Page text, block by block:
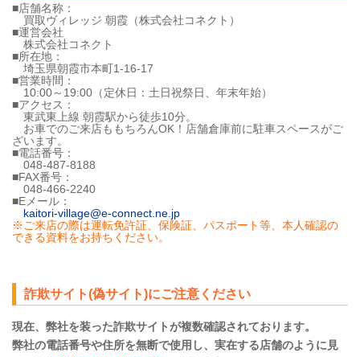
■店舗名称：
買取ヴィレッジ 朝霞（株式会社コネクト）
■運営会社
株式会社コネクト
■所在地：
埼玉県朝霞市本町1-16-17
■営業時間：
10:00～19:00（定休日：土日祝祭日、年末年始）
■アクセス：
東武東上線 朝霞駅から徒歩10分。
お車でのご来店ももちろんOK！店舗倉庫前に駐車スペースがご
ざいます。
■電話番号：
048-487-8188
■FAX番号：
048-466-2240
■Eメール：
kaitori-village@e-connect.ne.jp
※ご来店の際は運転免許証、保険証、パスポート等、本人確認の
できる資料をお持ちください。
詐欺サイト(偽サイト)にご注意ください
現在、弊社を装った詐欺サイトが複数確認されております。
弊社の電話番号や住所を無断で使用し、実在する店舗のように見